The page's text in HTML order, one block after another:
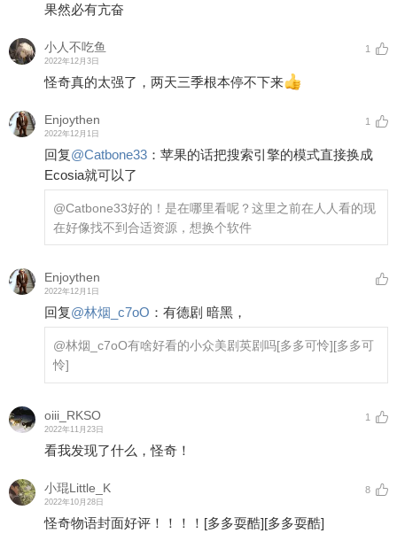
果然必有亢奋
小人不吃鱼
2022年12月3日
1
怪奇真的太强了，两天三季根本停不下来
Enjoythen
2022年12月1日
1
回复@Catbone33 ： 苹果的话把搜索引擎的模式直接换成
Ecosia就可以了
@Catbone33好的！是在哪里看呢？这里之前在人人看的现
在好像找不到合适资源，想换个软件
Enjoythen
2022年12月1日
回复@林烟_c7oO ： 有德剧 暗黑，
@林烟_c7oO有啥好看的小众美剧英剧吗[多多可怜][多多可
怜]
oiii_RKSO
2022年11月23日
1
看我发现了什么，怪奇！
小琨Little_K
2022年10月28日
8
怪奇物语封面好评！！！！ [多多耍酷][多多耍酷]